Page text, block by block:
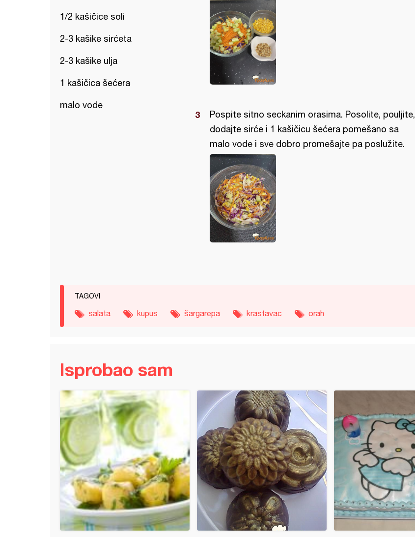
1/2 kašičice soli
2-3 kašike sirćeta
2-3 kašike ulja
1 kašičica šećera
malo vode
Pospite sitno seckanim orasima. Posolite, pouljite,
dodajte sirće i 1 kašičicu šećera pomešano sa
malo vode i sve dobro promešajte pa poslužite.
TAGOVI
salata kupus šargarepa krastavac orah
Isprobao sam